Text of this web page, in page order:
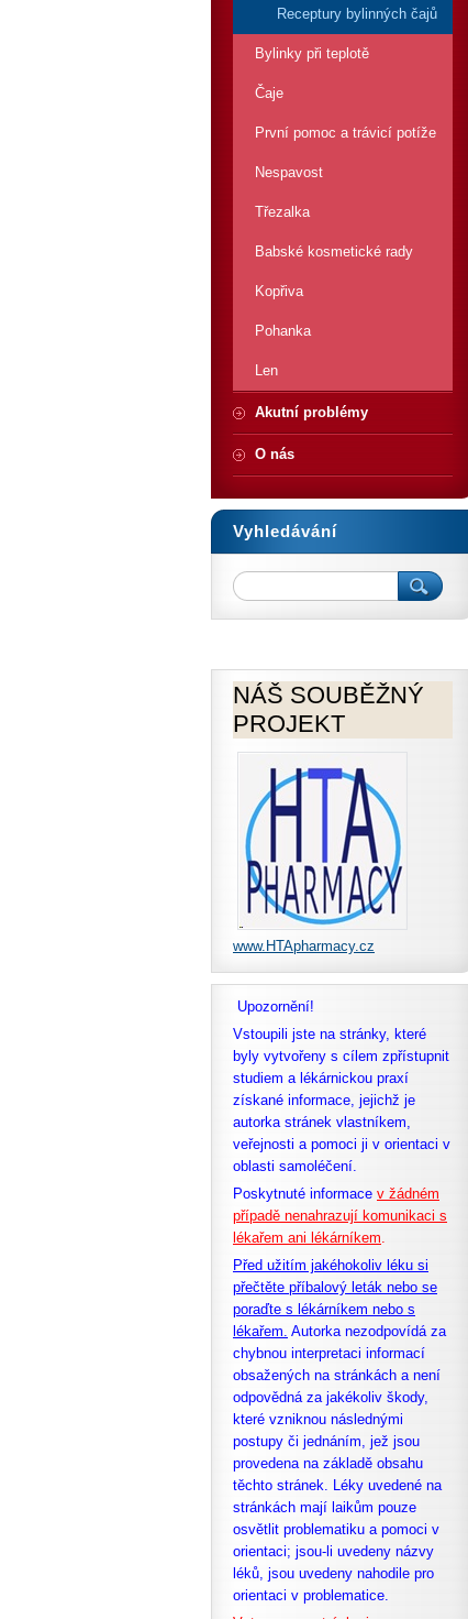
Receptury bylinných čajů
Bylinky při teplotě
Čaje
První pomoc a trávicí potíže
Nespavost
Třezalka
Babské kosmetické rady
Kopřiva
Pohanka
Len
Akutní problémy
O nás
Vyhledávání
NÁŠ SOUBĚŽNÝ
PROJEKT
www.HTApharmacy.cz
Upozornění!
Vstoupili jste na stránky, které
byly vytvořeny s cílem zpřístupnit
studiem a lékárnickou praxí
získané informace, jejichž je
autorka stránek vlastníkem,
veřejnosti a pomoci ji v orientaci v
oblasti samoléčení.
Poskytnuté informace v žádném
případě nenahrazují komunikaci s
lékařem ani lékárníkem.
Před užitím jakéhokoliv léku si
přečtěte příbalový leták nebo se
poraďte s lékárníkem nebo s
lékařem. Autorka nezodpovídá za
chybnou interpretaci informací
obsažených na stránkách a není
odpovědná za jakékoliv škody,
které vzniknou následnými
postupy či jednáním, jež jsou
provedena na základě obsahu
těchto stránek. Léky uvedené na
stránkách mají laikům pouze
osvětlit problematiku a pomoci v
orientaci; jsou-li uvedeny názvy
léků, jsou uvedeny nahodile pro
orientaci v problematice.